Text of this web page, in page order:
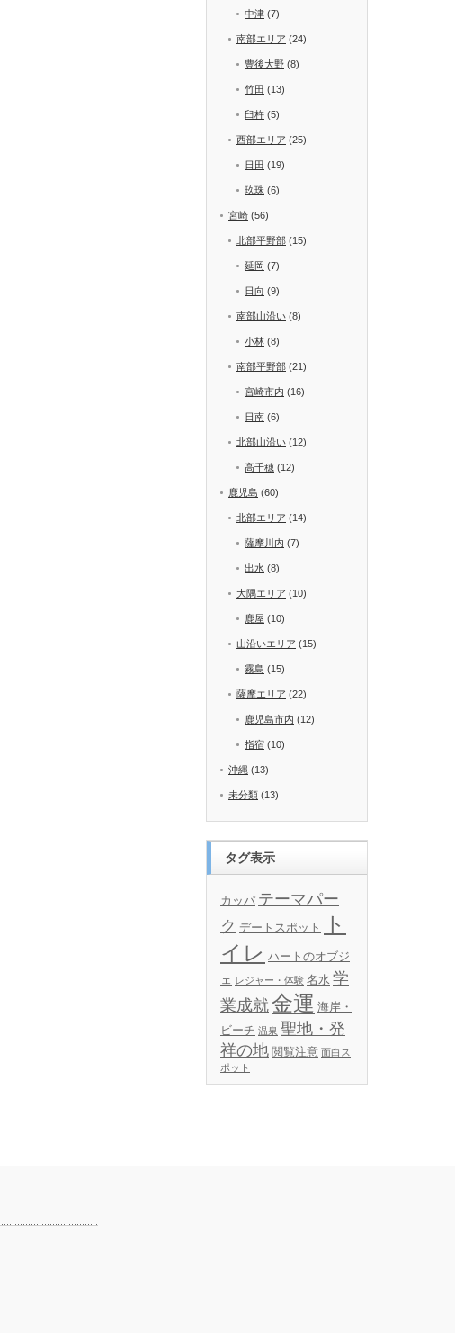
中津 (7)
南部エリア (24)
豊後大野 (8)
竹田 (13)
臼杵 (5)
西部エリア (25)
日田 (19)
玖珠 (6)
宮崎 (56)
北部平野部 (15)
延岡 (7)
日向 (9)
南部山沿い (8)
小林 (8)
南部平野部 (21)
宮崎市内 (16)
日南 (6)
北部山沿い (12)
高千穂 (12)
鹿児島 (60)
北部エリア (14)
薩摩川内 (7)
出水 (8)
大隅エリア (10)
鹿屋 (10)
山沿いエリア (15)
霧島 (15)
薩摩エリア (22)
鹿児島市内 (12)
指宿 (10)
沖縄 (13)
未分類 (13)
タグ表示
カッパ テーマパー
ク デートスポット
ト
イレ ハートのオブジ
ェ レジャー・体験 名水 学
業成就金運 海岸・
ビーチ 温泉 聖地・発
祥の地 閲覧注意 面白ス
ポット